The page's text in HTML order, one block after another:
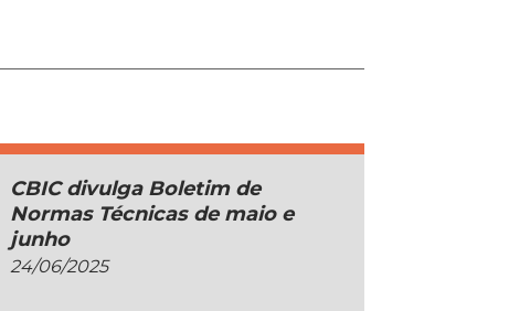
CBIC divulga Boletim de
Normas Técnicas de maio e
junho
24/06/2025